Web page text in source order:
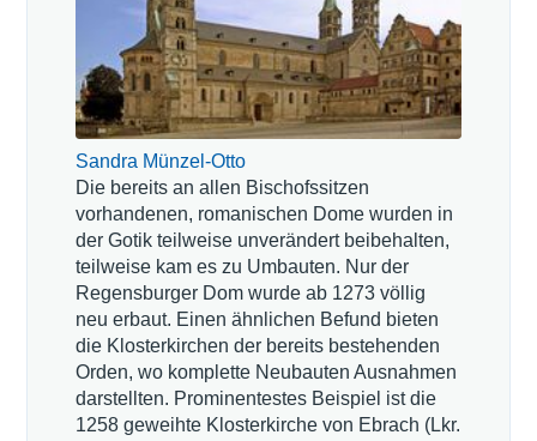
Sandra Münzel-Otto
Die bereits an allen Bischofssitzen
vorhandenen, romanischen Dome wurden in
der Gotik teilweise unverändert beibehalten,
teilweise kam es zu Umbauten. Nur der
Regensburger Dom wurde ab 1273 völlig
neu erbaut. Einen ähnlichen Befund bieten
die Klosterkirchen der bereits bestehenden
Orden, wo komplette Neubauten Ausnahmen
darstellten. Prominentestes Beispiel ist die
1258 geweihte Klosterkirche von Ebrach (Lkr.